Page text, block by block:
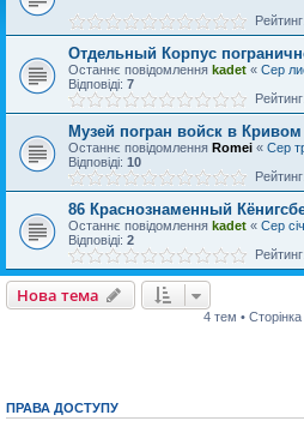
Отдельный Корпус
Останнє повідомлення kadet « Сер
Відповіді: 7
Музей погран войск в Кривом
Останнє повідомлення Romei « Сер
Відповіді: 10
86 Краснознаменный
Останнє повідомлення kadet « Сер
Відповіді: 2
Нова тема
4 тем • Сторінка
ПРАВА ДОСТУПУ